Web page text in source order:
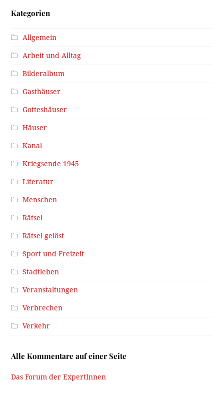
Kategorien
Allgemein
Arbeit und Alltag
Bilderalbum
Gasthäuser
Gotteshäuser
Häuser
Kanal
Kriegsende 1945
Literatur
Menschen
Rätsel
Rätsel gelöst
Sport und Freizeit
Stadtleben
Veranstaltungen
Verbrechen
Verkehr
Alle Kommentare auf einer Seite
Das Forum der ExpertInnen